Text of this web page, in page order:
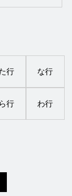
行 な行
ら行 わ行